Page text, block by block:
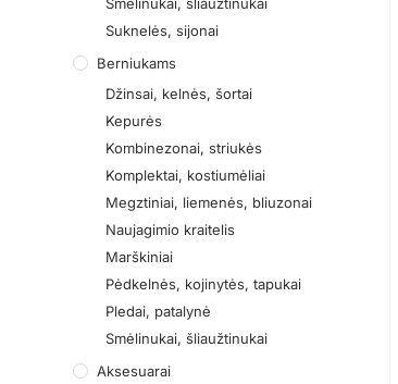
Suknelės, sijonai
Berniukams
Džinsai, kelnės, šortai
Kepurės
Kombinezonai, striukės
Komplektai, kostiumėliai
Megztiniai, liemenės, bliuzonai
Naujagimio kraitelis
Marškiniai
Pėdkelnės, kojinytės, tapukai
Pledai, patalynė
Smėlinukai, šliaužtinukai
Aksesuarai